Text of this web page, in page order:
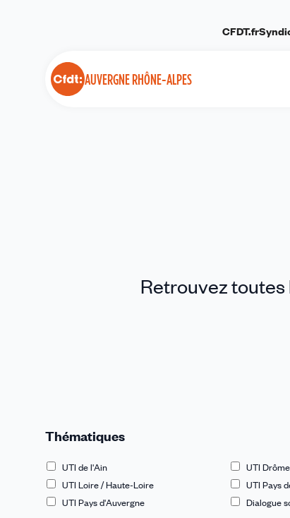
AUVERGNE RHÔNE-ALPES
CFDT.fr
Retrouvez
Thématiques
UTI de l'Ain UTI
UTI Loire / Haute-Loire
UTI Pays
UTI Pays d'Auvergne
Dialogue